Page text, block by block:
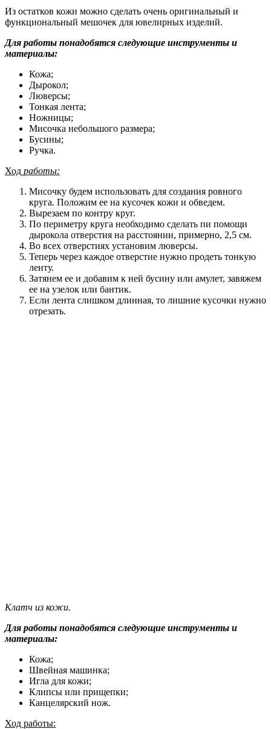
Из остатков кожи можно сделать очень оригинальный и
функциональный мешочек для ювелирных изделий.
Для работы понадобятся следующие инструменты и
материалы:
Кожа;
Дырокол;
Люверсы;
Тонкая лента;
Ножницы;
Мисочка небольшого размера;
Бусины;
Ручка.
Ход работы:
Мисочку будем использовать для создания ровного
круга. Положим ее на кусочек кожи и обведем.
Вырезаем по контру круг.
По периметру круга необходимо сделать пи помощи
дырокола отверстия на расстоянии, примерно, 2,5 см.
Во всех отверстиях установим люверсы.
Теперь через каждое отверстие нужно продеть тонкую
ленту.
Затянем ее и добавим к ней бусину или амулет, завяжем
ее на узелок или бантик.
Если лента слишком длинная, то лишние кусочки нужно
отрезать.
Клатч из кожи.
Для работы понадобятся следующие инструменты и
материалы:
Кожа;
Швейная машинка;
Игла для кожи;
Клипсы или прищепки;
Канцелярский нож.
Ход работы: